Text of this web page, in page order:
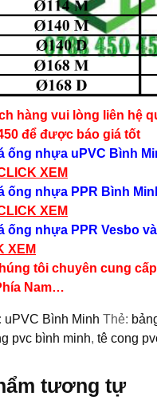
hàng vui lòng liên hệ
để được báo giá tốt
ống nhựa uPVC Bình
XEM
ống nhựa PPR Bình
XEM
ống nhựa PPR Vesbo
XEM
tôi chuyên cung
Nam…
uPVC Bình Minh Thẻ:
pvc bình minh, tê cong
tương tự